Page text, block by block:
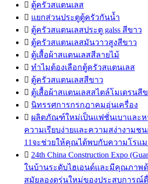
 ตู้ครัวสแตนเลส
 แยกส่วนประตูตู้ครัวกันน้ำ
 ตู้ครัวสแตนเลสประตู galss สีขาว
 ตู้ครัวสแตนเลสมันวาวสูงสีขาว
 ตู้เสื้อผ้าสแตนเลสสีลายไม้
 ทำไมต้องเลือกตู้ครัวสแตนเลส
 ตู้ครัวสแตนเลสสีขาว
 ตู้เสื้อผ้าสแตนเลสสไตล์โมเดรนสี
 นิทรรศการกรกฎาคมอุ่นเครื่อง
 ผลิตภัณฑ์ใหม่เป็นแฟชั่นเบาและ
ความเรียบง่ายและความสง่างามช
11จะช่วยให้คุณได้พบกับความโรแ
 24th China Construction Expo
ในบ้านระดับไฮเอนด์และมีคุณภาพ
สมัยลองดูรุ่นใหม่ของประสบการณ์ดื่